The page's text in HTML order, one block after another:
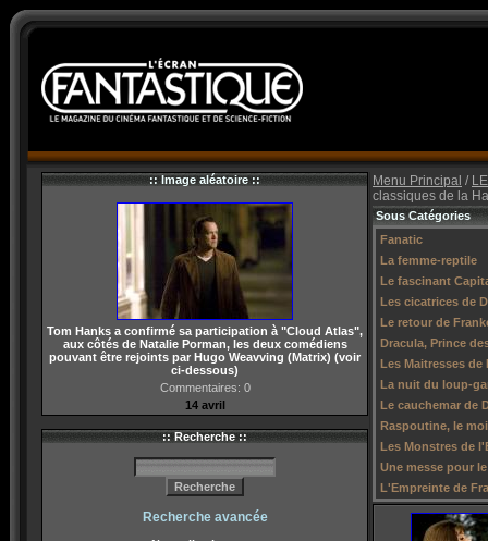
:: Image aléatoire ::
Tom Hanks a confirmé sa participation à "Cloud Atlas",
aux côtés de Natalie Porman, les deux comédiens
pouvant être rejoints par Hugo Weavving (Matrix) (voir
ci-dessous)
Commentaires: 0
14 avril
:: Recherche ::
Recherche avancée
Menu Principal /
classiques de la
Sous Catégories
Fanatic
La femme-reptile
Le fascinant
Les cicatrices de
Le retour de
Dracula, Prince
Les Maitresses de
La nuit du loup-
Le cauchemar de
Raspoutine, le
Les Monstres de
Une messe pour
L'Empreinte de